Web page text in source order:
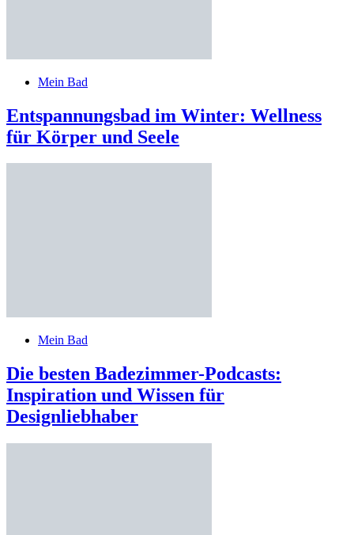
Mein Bad
Entspannungsbad im Winter: Wellness
für Körper und Seele
Mein Bad
Die besten Badezimmer-Podcasts:
Inspiration und Wissen für
Designliebhaber